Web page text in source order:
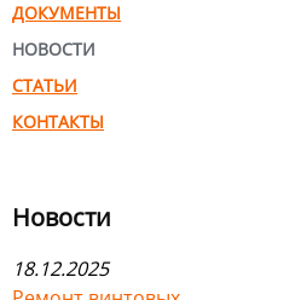
ДОКУМЕНТЫ
НОВОСТИ
СТАТЬИ
КОНТАКТЫ
Новости
18.12.2025